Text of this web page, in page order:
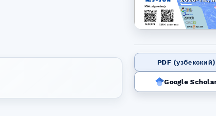
PDF (узбекский)
Google